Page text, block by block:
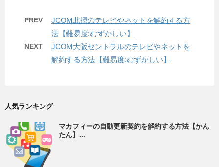
PREV
JCOM北摂のテレビやネットを解約する方
法【難易度:むずかしい】
NEXT
JCOM大阪セントラルのテレビやネットを
解約する方法【難易度:むずかしい】
人気ランキング
マカフィーの自動更新契約を解約する方法【かん
たん】...